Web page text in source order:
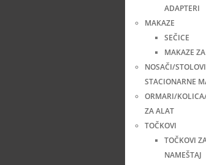
ADAPTERI
MAKAZE
SEČICE
MAKAZE
NOSAČI/
STACIONARNE
ORMARI/
ZA ALAT
TOČKOVI
TOČKOVI
NAMEŠTAJ